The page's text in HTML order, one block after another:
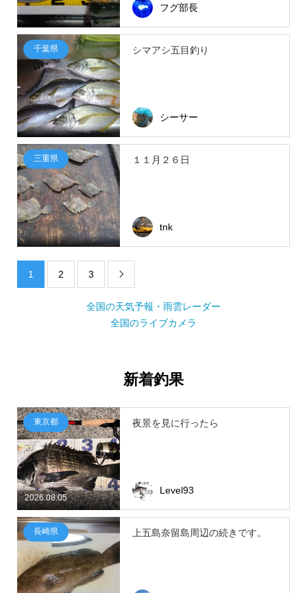
フグ部長
千葉県 シマアシ五目釣り
シーサー
三重県 １１月２６日
tnk
1 2 3 
全国の天気予報・雨雲レーダー
全国のライブカメラ
新着釣果
2026.08.05
東京都 夜景を見に行ったら
Level93
長崎県 上五島奈留島周辺の続きです。